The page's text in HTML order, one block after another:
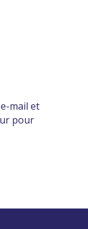
mail et
pour